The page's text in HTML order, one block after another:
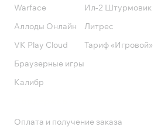
Warface
Аллоды Онлайн
VK Play Cloud
Браузерные игры
Калибр
Ил-2 Штурмовик
Литрес
Тариф «Игровой»
Оплата и получение заказа